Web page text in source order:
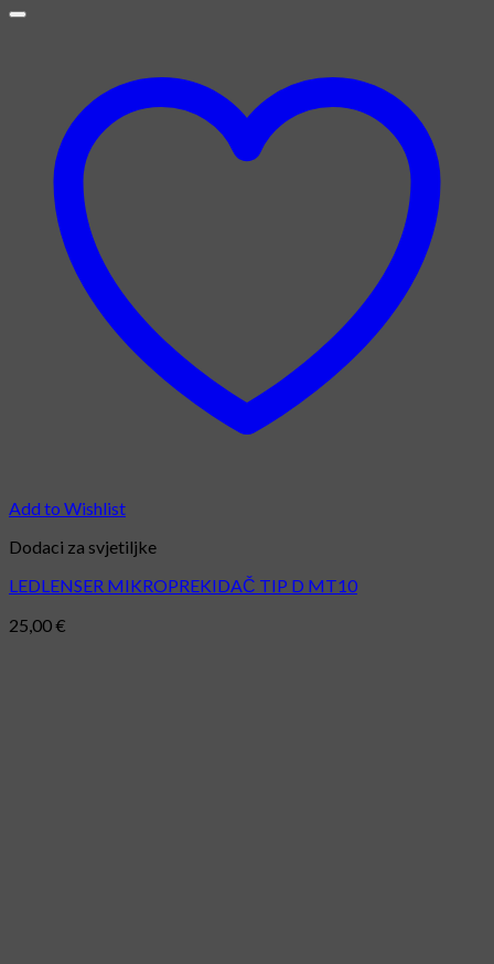
Add to Wishlist
Dodaci za svjetiljke
LEDLENSER MIKROPREKIDAČ TIP D MT10
25,00€